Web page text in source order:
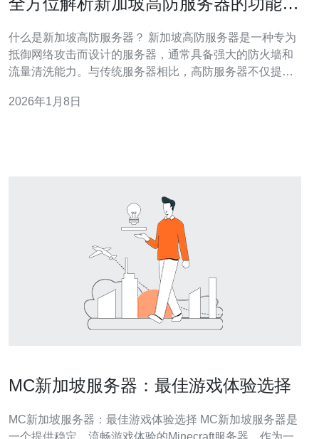
什么是新加坡高防服务器？ 新加坡高防服务器是一种专为
抵御网络攻击而设计的服务器，通常具备强大的防火墙和
流量清洗能力。与传统服务器相比，高防服务器不仅提供
意软件和其他网络威胁。由于其地理位置优越，新加坡成
2026年1月8日
MC新加坡服务器：最佳游戏体验选择
MC新加坡服务器：最佳游戏体验选择 MC新加坡服务器是
一个提供稳定、流畅游戏体验的Minecraft服务器。作为一